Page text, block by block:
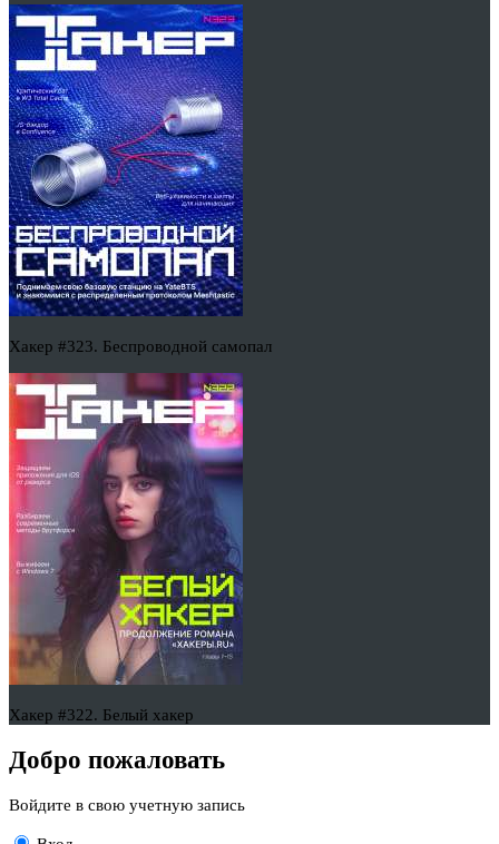
Хакер #323. Беспроводной самопал
Хакер #322. Белый хакер
Добро пожаловать
Войдите в свою учетную запись